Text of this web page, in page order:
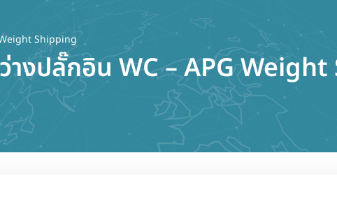
Shipping
ว่างปลั๊กอิน WC – APG